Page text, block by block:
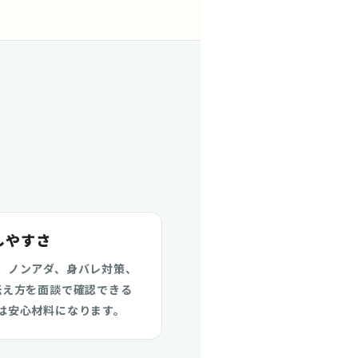
やすさ
ノンアダ、身バレ対策、
方を面談で確認できる
安心材料になります。